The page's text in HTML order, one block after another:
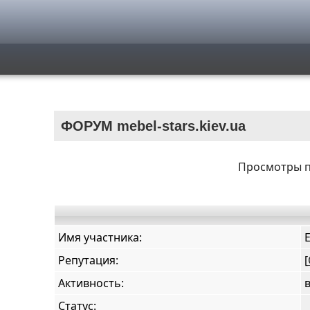
ФОРУМ mebel-stars.kiev.ua
Просмотры
Имя участника:
Репутация:
[
Активность:
Статус: